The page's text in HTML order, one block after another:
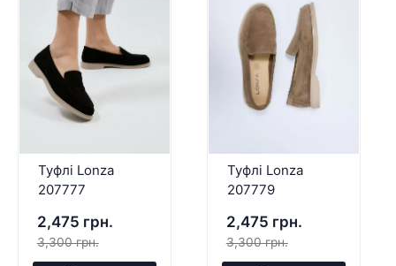
Туфлі Lonza
207777
2,475 грн.
3,300 грн.
Туфлі Lonza
207779
2,475 грн.
3,300 грн.